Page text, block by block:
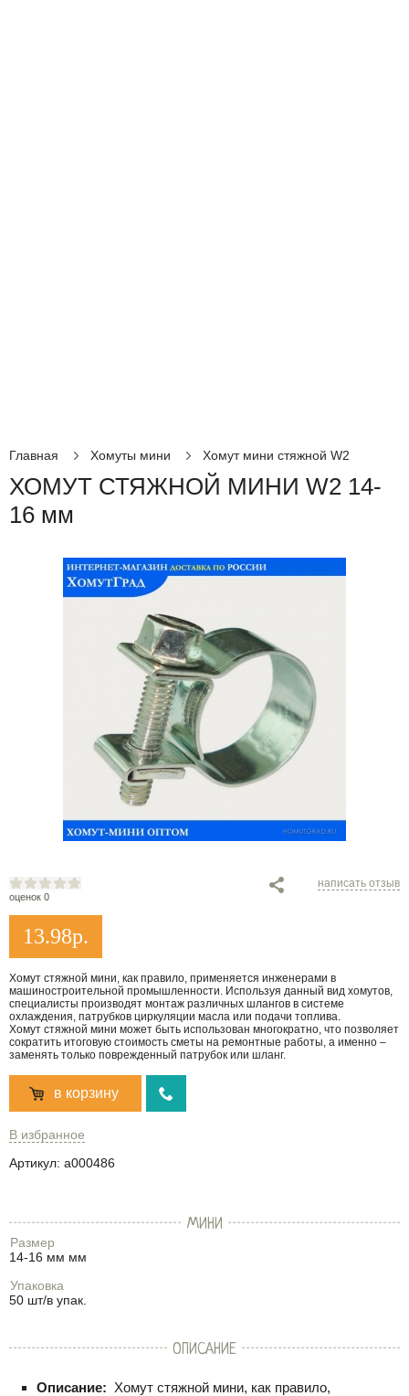
Главная Хомуты мини Хомут мини стяжной W2
ХОМУТ СТЯЖНОЙ МИНИ W2 14-
16 мм
оценок 0
написать отзыв
13.98р.
Хомут стяжной мини, как правило, применяется инженерами в
машиностроительной промышленности. Используя данный вид хомутов,
специалисты производят монтаж различных шлангов в системе
охлаждения, патрубков циркуляции масла или подачи топлива.
Хомут стяжной мини может быть использован многократно, что позволяет
сократить итоговую стоимость сметы на ремонтные работы, а именно –
заменять только поврежденный патрубок или шланг.
в корзину
В избранное
Артикул: a000486
МИНИ
Размер
14-16 мм мм
Упаковка
50 шт/в упак.
ОПИСАНИЕ
Описание: Хомут стяжной мини, как правило,